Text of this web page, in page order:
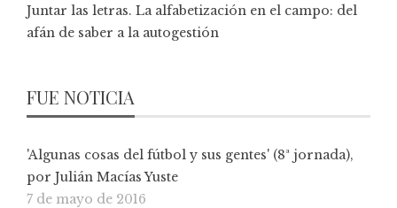
Juntar las letras. La alfabetización en el campo: del
afán de saber a la autogestión
FUE NOTICIA
'Algunas cosas del fútbol y sus gentes' (8ª jornada),
por Julián Macías Yuste
7 de mayo de 2016